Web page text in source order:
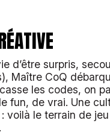
d’être surpris,
Maître CoQ
les codes, on
fun, de vrai. Une
voilà le terrain de